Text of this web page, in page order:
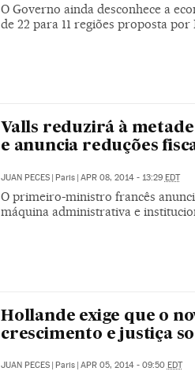
O Governo ainda desconhece a
de 22 para 11 regiões proposta por
Valls reduzirá à
e anuncia reduções
JUAN PECES | Paris | APR 08, 2014 - 13:29 EDT
O primeiro-ministro francês
máquina administrativa e
Hollande exige que o
crescimento e justiça
JUAN PECES Paris APR 05, 2014 - 09:50 EDT